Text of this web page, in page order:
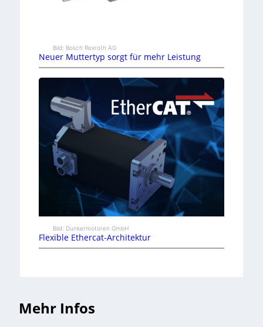
Bild: Bosch Rexroth AG
Neuer Muttertyp sorgt für mehr Leistung
Bild: Dunkermotoren GmbH
Flexible Ethercat-Architektur
Mehr Infos